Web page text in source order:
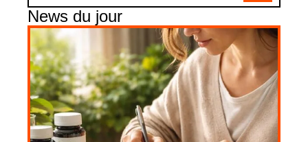
News du jour